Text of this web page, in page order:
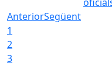
AnteriorSegüent
1
2
3